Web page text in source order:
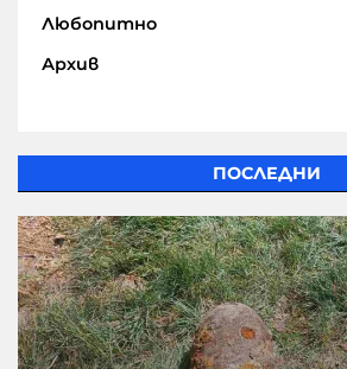
Любопитно
Архив
ПОСЛЕДНИ